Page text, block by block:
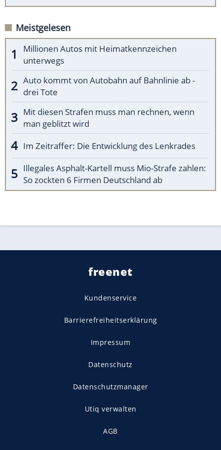
Meistgelesen
Millionen Autos mit Heimatkennzeichen
unterwegs
Auto kommt von Autobahn auf Bahnlinie ab -
drei Tote
Mit diesen Strafen muss man rechnen, wenn
man geblitzt wird
Im Zeitraffer: Die Entwicklung des Lenkrades
Illegales Asphalt-Kartell muss Mio-Strafe zahlen:
So zockten 6 Firmen Deutschland ab
freenet
Kundenservice
Barrierefreiheitserklärung
Impressum
Datenschutz
Datenschutzmanager
Utiq verwalten
AGB